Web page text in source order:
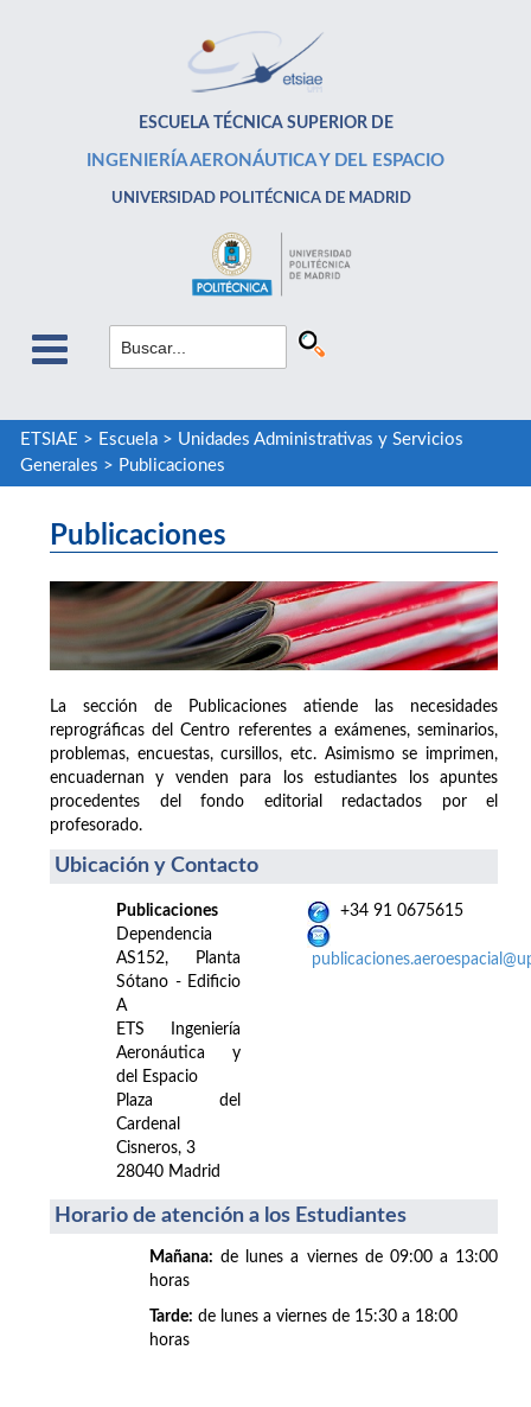
ESCUELA TÉCNICA SUPERIOR DE
INGENIERÍA AERONÁUTICA Y DEL ESPACIO
UNIVERSIDAD POLITÉCNICA DE MADRID
ETSIAE > Escuela> Unidades Administrativas y Servicios
Generales > Publicaciones
Publicaciones
La sección de Publicaciones atiende las necesidades
reprográficas del Centro referentes a exámenes, seminarios,
problemas, encuestas, cursillos, etc. Asimismo se imprimen,
encuadernan y venden para los estudiantes los apuntes
procedentes del fondo editorial redactados por el
profesorado.
Ubicación y Contacto
Publicaciones
Dependencia
AS152, Planta
Sótano - Edificio
A
ETS Ingeniería
Aeronáutica y
del Espacio
Plaza del
Cardenal
Cisneros, 3
28040 Madrid
+34 91 0675615
Horario de atención a los Estudiantes
Mañana: de lunes a viernes de 09:00 a 13:00
horas
Tarde: de lunes a viernes de 15:30 a 18:00
horas